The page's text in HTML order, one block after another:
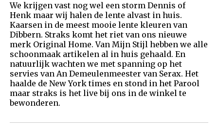
We krijgen vast nog wel een storm Dennis of
Henk maar wij halen de lente alvast in huis.
Kaarsen in de meest mooie lente kleuren van
Dibbern. Straks komt het riet van ons nieuwe
merk Original Home. Van Mijn Stijl hebben we alle
schoonmaak artikelen al in huis gehaald. En
natuurlijk wachten we met spanning op het
servies van An Demeulenmeester van Serax. Het
haalde de New York times en stond in het Parool
maar straks is het live bij ons in de winkel te
bewonderen.